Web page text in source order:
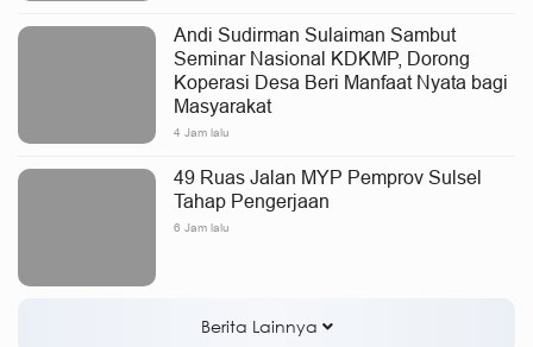
Andi Sudirman Sulaiman Sambut
Seminar Nasional KDKMP, Dorong
Koperasi Desa Beri Manfaat Nyata bagi
Masyarakat
4 Jam lalu
49 Ruas Jalan MYP Pemprov Sulsel
Tahap Pengerjaan
6 Jam lalu
Berita Lainnya